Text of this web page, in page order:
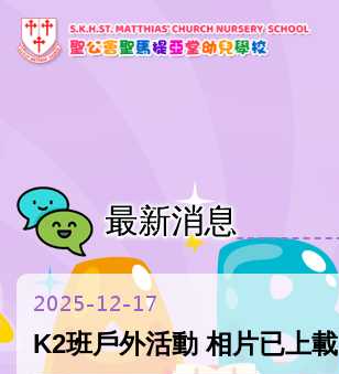
最新消息
2025-12-17
K2班戶外活動 相片已上載